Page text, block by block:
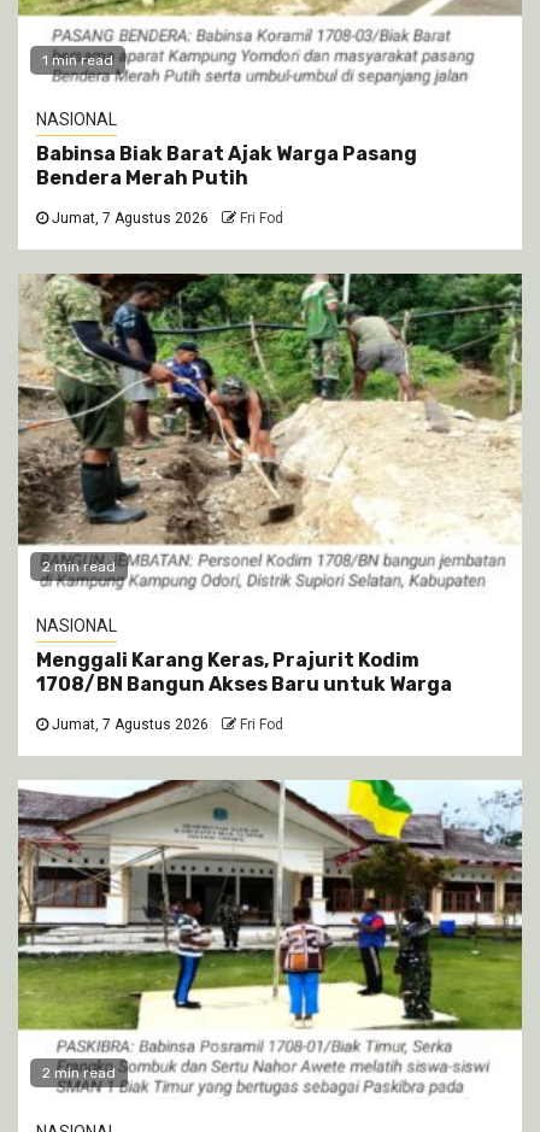
1 min read
NASIONAL
Babinsa Biak Barat Ajak Warga Pasang
Bendera Merah Putih
Jumat, 7 Agustus 2026 Fri Fod
2 min read
NASIONAL
Menggali Karang Keras, Prajurit Kodim
1708/BN Bangun Akses Baru untuk Warga
Jumat, 7 Agustus 2026 Fri Fod
2 min read